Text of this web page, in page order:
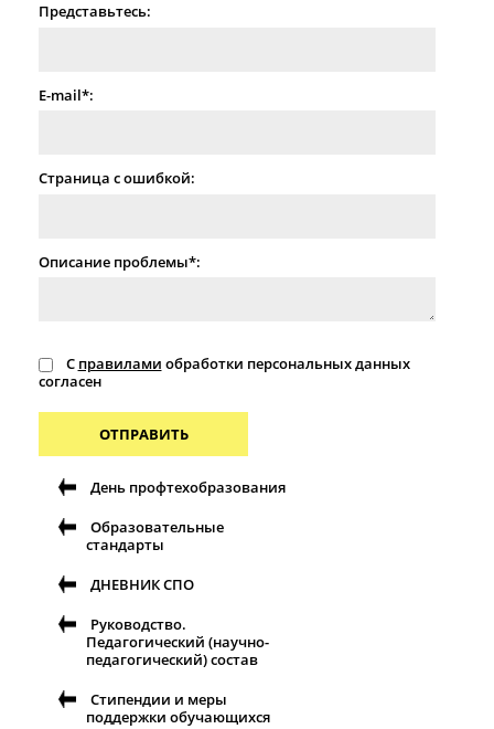
Представьтесь:
E-mail*:
Страница с ошибкой:
Описание проблемы*:
С правилами обработки персональных данных
согласен
ОТПРАВИТЬ
День профтехобразования
Образовательные
стандарты
ДНЕВНИК СПО
Руководство.
Педагогический (научно-
педагогический) состав
Стипендии и меры
поддержки обучающихся